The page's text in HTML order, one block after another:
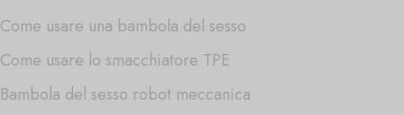
Come usare una bambola del sesso
Come usare lo smacchiatore TPE
Bambola del sesso robot meccanica